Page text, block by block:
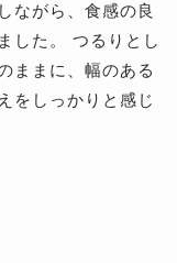
ながら、食感の良
した。 つるりとし
ままに、幅のある
をしっかりと感じ